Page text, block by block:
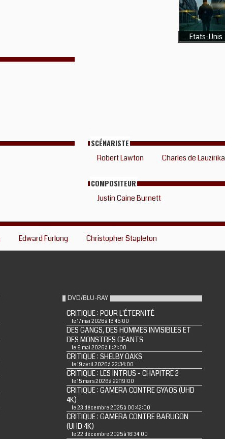
Etats-Unis
SCÉNARISTE
Robert Lawton Charles de Lauzirika
COMPOSITEUR
Justin Caine Burnett
Edward Furlong Christopher Stapleton
DVD/BLU-RAY
CRITIQUE : POUR L'ÉTERNITÉ
le 17 mai 2026 à 16:45:00
DES GANGS, DES HOMMES INVISIBLES ET
DES MONSTRES GEANTS
le 9 mai 2026 à 11:21:00
CRITIQUE : SHELBY OAKS
le 19 avril 2026 à 22:34:00
CRITIQUE : LES INTRUS - CHAPITRE 2
le 15 mars 2026 à 22:19:00
CRITIQUE : GAMERA CONTRE GYAOS (UHD
4K)
le 23 décembre 2025 à 00:42:00
CRITIQUE : GAMERA CONTRE BARUGON
(UHD 4K)
le 22 décembre 2025 à 16:34:00